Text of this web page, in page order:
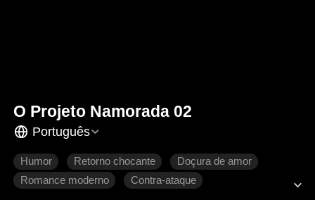
O Projeto Namorada 02
Português
Humor Retorno chocante
Doçura de amor
Romance moderno
Contra-ataque